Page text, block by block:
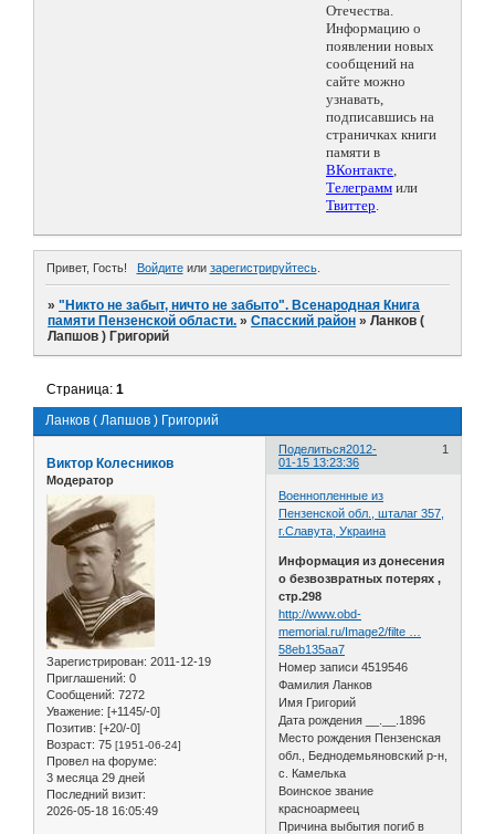
Отечества.
Информацию о
появлении новых
сообщений на
сайте можно
узнавать,
подписавшись на
страничках книги
памяти в
ВКонтакте,
Телеграмм или
Твиттер.
Привет, Гость! Войдитеили зарегистрируйтесь.
»"Никто не забыт, ничто не забыто". Всенародная Книга
памяти Пензенской области. »Спасский район »Ланков (
Лапшов ) Григорий
Ланков ( Лапшов ) Григорий
Страница:1
Поделиться 1
2012-
01-15 13:23:36
Виктор Колесников
Модератор
Зарегистрирован: 2011-12-19
Приглашений: 0
Сообщений: 7272
Уважение: [+1145/-0]
Позитив: [+20/-0]
Возраст: 75 [1951-06-24]
Провел на форуме:
3 месяца 29 дней
Последний визит:
2026-05-18 16:05:49
Военнопленные из
Пензенской обл., шталаг 357,
г.Славута, Украина
Информация из донесения
о безвозвратных потерях ,
стр.298
http://www.obd-
memorial.ru/Image2/filte …
58eb135aa7
Номер записи 4519546
Фамилия Ланков
Имя Григорий
Дата рождения __.__.1896
Место рождения Пензенская
обл., Беднодемьяновский р-н,
с. Камелька
Воинское звание
красноармеец
Причина выбытия погиб в